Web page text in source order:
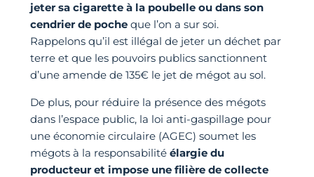
jeter sa cigarette à la poubelle ou dans son
cendrier de pocheque l’on a sur soi.
Rappelons qu’il est illégal de jeter un déchet par
terre et que les pouvoirs publics sanctionnent
d’une amende de 135€ le jet de mégot au sol.
De plus, pour réduire la présence des mégots
dans l’espace public, la loi anti-gaspillage pour
une économie circulaire (AGEC) soumet les
mégots à la responsabilité élargie du
producteur et impose une filière de collecte